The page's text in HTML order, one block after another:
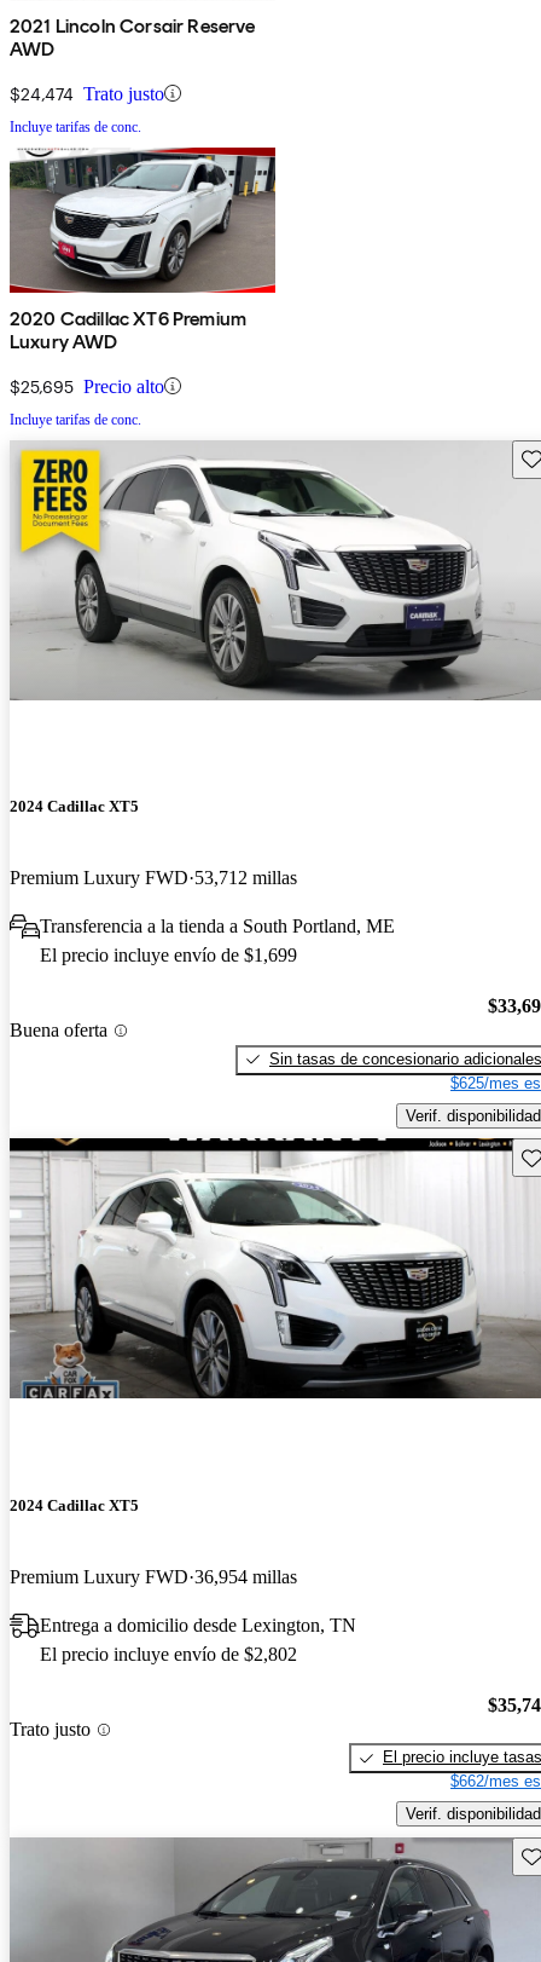
2021 Lincoln Corsair Reserve
AWD
$24,474 Trato justo
Incluye tarifas de conc.
2020 Cadillac XT6 Premium
Luxury AWD
$25,695 Precio alto
Incluye tarifas de conc.
2024 Cadillac XT5
Premium Luxury FWD 53,712 millas
Transferencia a la tienda a South Portland, ME
El precio incluye envío de $1,699
Buena oferta
Sin tasas de concesionario adicionales
$625/mes
Verif. disponibilidad
2024 Cadillac XT5
Premium Luxury FWD 36,954 millas
Entrega a domicilio desde Lexington, TN
El precio incluye envío de $2,802
Trato justo
El precio incluye tasas
$662/mes
Verif. disponibilidad